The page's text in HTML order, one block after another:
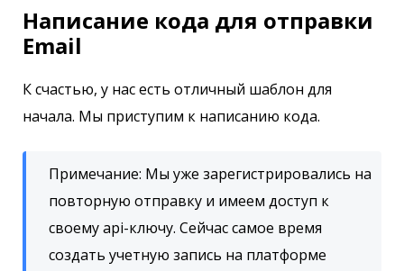
Написание кода для отправки
Email
К счастью, у нас есть отличный шаблон для
начала. Мы приступим к написанию кода.
Примечание: Мы уже зарегистрировались на
повторную отправку и имеем доступ к
своему api-ключу. Сейчас самое время
создать учетную запись на платформе